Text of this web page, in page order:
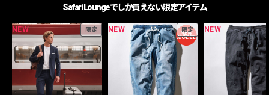
Safari Loungeでしか買えない限定アイテム
NEW 限定 NEW 限定 NEW